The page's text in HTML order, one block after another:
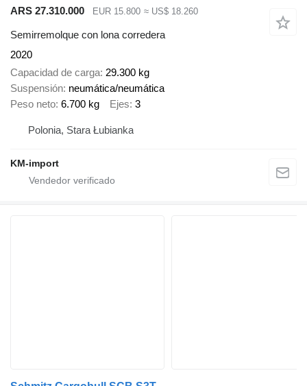
ARS 27.310.000 EUR 15.800 ≈ US$ 18.260
Semirremolque con lona corredera
2020
Capacidad de carga 29.300 kg
Suspensión neumática/neumática
Peso neto 6.700 kg Ejes 3
Polonia, Stara Łubianka
KM-import